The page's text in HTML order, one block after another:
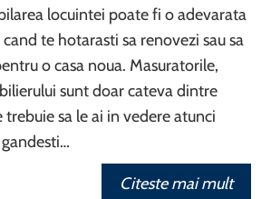
locuintei poate fi o adevarata
te hotarasti sa renovezi sau sa
o casa noua. Masuratorile,
sunt doar cateva dintre
trebuie sa le ai in vedere atunci
Citeste mai mult